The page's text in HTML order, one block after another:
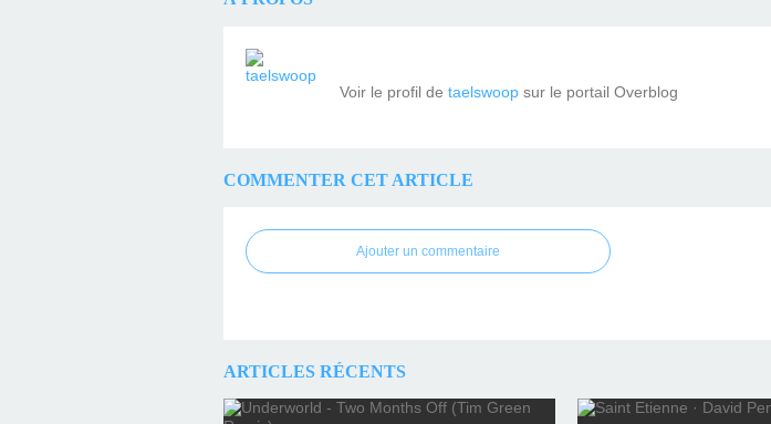
Voir le profil de taelswoop sur le portail Overblog
COMMENTER CET ARTICLE
Ajouter un commentaire
ARTICLES RÉCENTS